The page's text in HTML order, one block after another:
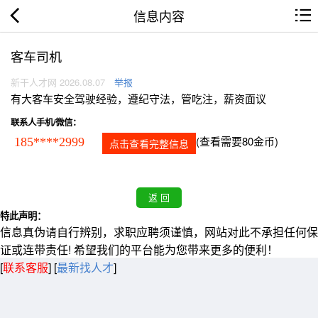
信息内容
客车司机
新干人才网 2026.08.07 举报
有大客车安全驾驶经验，遵纪守法，管吃注，薪资面议
联系人手机/微信：
185****2999 点击查看完整信息 (查看需要80金币)
特此声明：
信息真伪请自行辨别，求职应聘须谨慎，网站对此不承担任何保
证或连带责任! 希望我们的平台能为您带来更多的便利！
[联系客服] [最新找人才]